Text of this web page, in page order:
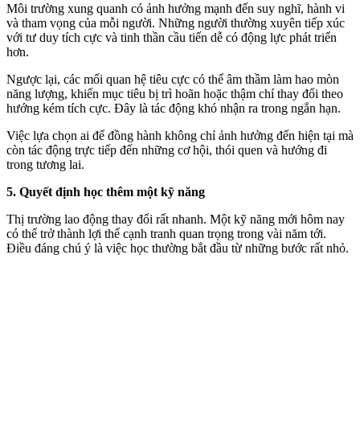
Môi trường xung quanh có ảnh hưởng mạnh đến suy nghĩ, hành vi
và tham vọng của mỗi người. Những người thường xuyên tiếp xúc
với tư duy tích cực và tinh thần cầu tiến dễ có động lực phát triển
hơn.
Ngược lại, các mối quan hệ tiêu cực có thể âm thầm làm hao mòn
năng lượng, khiến mục tiêu bị trì hoãn hoặc thậm chí thay đổi theo
hướng kém tích cực. Đây là tác động khó nhận ra trong ngắn hạn.
Việc lựa chọn ai để đồng hành không chỉ ảnh hưởng đến hiện tại mà
còn tác động trực tiếp đến những cơ hội, thói quen và hướng đi
trong tương lai.
5. Quyết định học thêm một kỹ năng
Thị trường lao động thay đổi rất nhanh. Một kỹ năng mới hôm nay
có thể trở thành lợi thế cạnh tranh quan trọng trong vài năm tới.
Điều đáng chú ý là việc học thường bắt đầu từ những bước rất nhỏ.